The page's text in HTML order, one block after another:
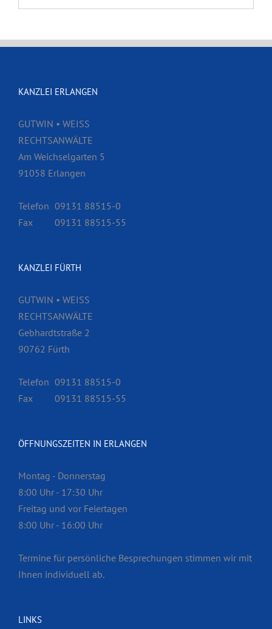
KANZLEI ERLANGEN
GUTWIN • WEISS
RECHTSANWÄLTE
Am Weichselgarten 5
91058 Erlangen
Telefon 09131 88515-0
Fax
09131 88515-55
KANZLEI FÜRTH
GUTWIN • WEISS
RECHTSANWÄLTE
Gebhardtstraße 2
90762 Fürth
Telefon 09131 88515-0
Fax
09131 88515-55
ÖFFNUNGSZEITEN IN ERLANGEN
Montag - Donnerstag
8:00 Uhr - 17:30 Uhr
Freitag und vor Feiertagen
8:00 Uhr - 16:00 Uhr
Termine für persönliche Besprech­ungen stimmen wir mit
Ihnen individuell ab.
LINKS